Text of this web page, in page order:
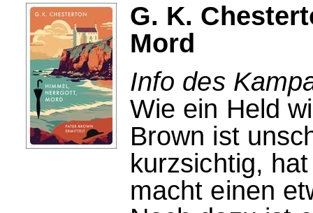
G. K.
Mord
Info des
Wie ein Held
Brown ist
kurzsichtig,
macht einen